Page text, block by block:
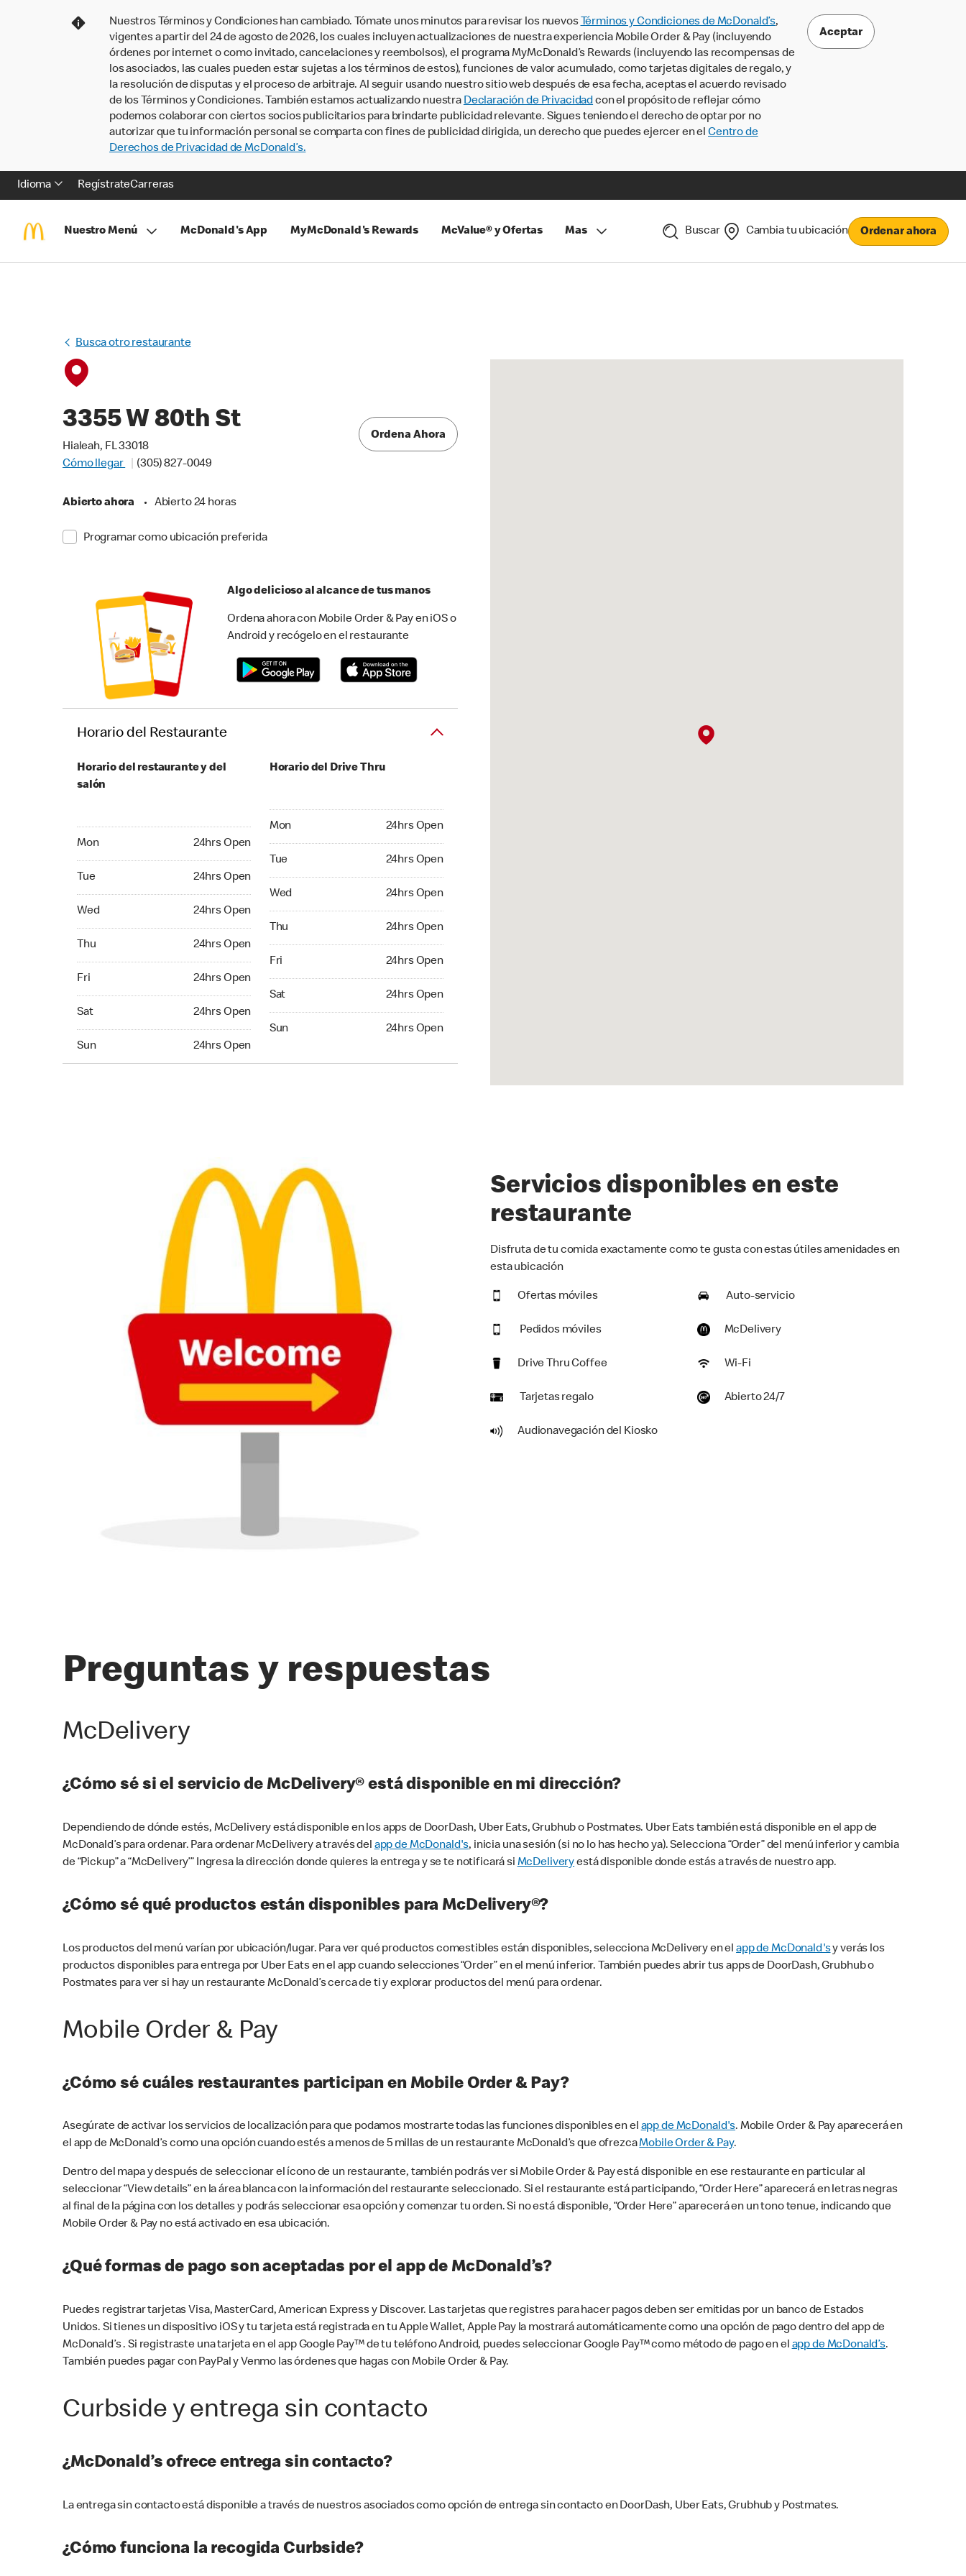
Nuestros Términos y Condiciones han cambiado. Tómate unos minutos para revisar los nuevos Términos y Condiciones de McDonald’s,
vigentes a partir del 24 de agosto de 2026, los cuales incluyen actualizaciones de nuestra experiencia Mobile Order & Pay (incluyendo
órdenes por internet o como invitado, cancelaciones y reembolsos), el programa MyMcDonald’s Rewards (incluyendo las recompensas de
los asociados, las cuales pueden estar sujetas a los términos de estos), funciones de valor acumulado, como tarjetas digitales de regalo, y
la resolución de disputas y el proceso de arbitraje. Al seguir usando nuestro sitio web después de esa fecha, aceptas el acuerdo revisado
de los Términos y Condiciones. También estamos actualizando nuestra Declaración de Privacidadcon el propósito de reflejar cómo
podemos colaborar con ciertos socios publicitarios para brindarte publicidad relevante. Sigues teniendo el derecho de optar por no
autorizar que tu información personal se comparta con fines de publicidad dirigida, un derecho que puedes ejercer en el Centro de
Derechos de Privacidad de McDonald’s.
Aceptar
Idioma RegístrateCarreras
Nuestro Menú McDonald's App MyMcDonald's Rewards McValue® y Ofertas Mas Buscar Cambia tu ubicación Ordenar ahora
Busca otro restaurante
3355 W 80th St
Hialeah, FL 33018
Cómo llegar
(305) 827-0049
Abierto ahora • Abierto 24 horas
Programar como ubicación preferida
Ordena Ahora
Algo delicioso al alcance de tus manos
Ordena ahora con Mobile Order & Pay en iOS o
Android y recógelo en el restaurante
Horario del Restaurante
Horario del restaurante y del
salón
Mon 24hrs Open
Tue 24hrs Open
Wed 24hrs Open
Thu 24hrs Open
Fri 24hrs Open
Sat 24hrs Open
Sun 24hrs Open
Horario del Drive Thru
Mon 24hrs Open
Tue 24hrs Open
Wed 24hrs Open
Thu 24hrs Open
Fri 24hrs Open
Sat 24hrs Open
Sun 24hrs Open
Servicios disponibles en este
restaurante
Disfruta de tu comida exactamente como te gusta con estas útiles amenidades en
esta ubicación
Ofertas móviles Auto-servicio
Pedidos móviles McDelivery
Drive Thru Coffee Wi-Fi
Tarjetas regalo Abierto 24/7
Audionavegación del Kiosko
Preguntas y respuestas
McDelivery
¿Cómo sé si el servicio de McDelivery® está disponible en mi dirección?
Dependiendo de dónde estés, McDelivery está disponible en los apps de DoorDash, Uber Eats, Grubhub o Postmates. Uber Eats también está disponible en el app de
McDonald’s para ordenar. Para ordenar McDelivery a través del app de McDonald's, inicia una sesión (si no lo has hecho ya). Selecciona “Order” del menú inferior y cambia
de “Pickup” a “McDelivery’” Ingresa la dirección donde quieres la entrega y se te notificará si McDeliveryestá disponible donde estás a través de nuestro app.
¿Cómo sé qué productos están disponibles para McDelivery®?
Los productos del menú varían por ubicación/lugar. Para ver qué productos comestibles están disponibles, selecciona McDelivery en elapp de McDonald'sy verás los
productos disponibles para entrega por Uber Eats en el app cuando selecciones “Order” en el menú inferior. También puedes abrir tus apps de DoorDash, Grubhub o
Postmates para ver si hay un restaurante McDonald’s cerca de ti y explorar productos del menú para ordenar.
Mobile Order & Pay
¿Cómo sé cuáles restaurantes participan en Mobile Order & Pay?
Asegúrate de activar los servicios de localización para que podamos mostrarte todas las funciones disponibles en elapp de McDonald's. Mobile Order & Pay aparecerá en
el app de McDonald’s como una opción cuando estés a menos de 5 millas de un restaurante McDonald’s que ofrezcaMobile Order & Pay.
Dentro del mapa y después de seleccionar el ícono de un restaurante, también podrás ver si Mobile Order & Pay está disponible en ese restaurante en particular al
seleccionar “View details” en la área blanca con la información del restaurante seleccionado. Si el restaurante está participando, “Order Here” aparecerá en letras negras
al final de la página con los detalles y podrás seleccionar esa opción y comenzar tu orden. Si no está disponible, “Order Here” aparecerá en un tono tenue, indicando que
Mobile Order & Pay no está activado en esa ubicación.
¿Qué formas de pago son aceptadas por el app de McDonald’s?
Puedes registrar tarjetas Visa, MasterCard, American Express y Discover. Las tarjetas que registres para hacer pagos deben ser emitidas por un banco de Estados
Unidos. Si tienes un dispositivo iOS y tu tarjeta está registrada en tu Apple Wallet, Apple Pay la mostrará automáticamente como una opción de pago dentro del app de
McDonald’s . Si registraste una tarjeta en el app Google Pay™ de tu teléfono Android, puedes seleccionar Google Pay™ como método de pago en elapp de McDonald’s.
También puedes pagar con PayPal y Venmo las órdenes que hagas con Mobile Order & Pay.
Curbside y entrega sin contacto
¿McDonald’s ofrece entrega sin contacto?
La entrega sin contacto está disponible a través de nuestros asociados como opción de entrega sin contacto en DoorDash, Uber Eats, Grubhub y Postmates.
¿Cómo funciona la recogida Curbside?